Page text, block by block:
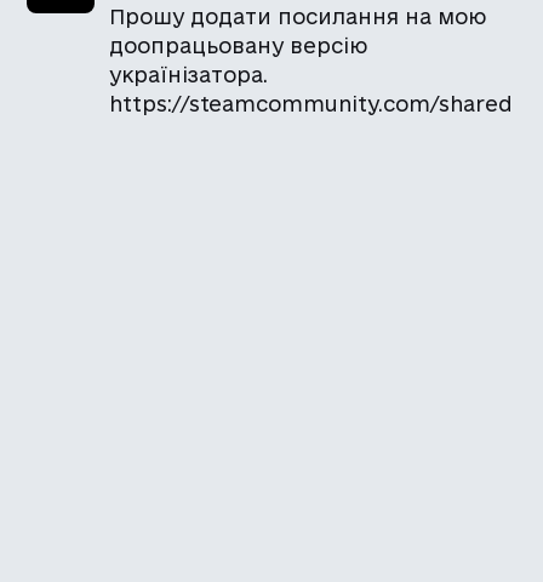
Прошу додати посилання на мою
доопрацьовану версію
українізатора.
https://steamcommunity.com/shared